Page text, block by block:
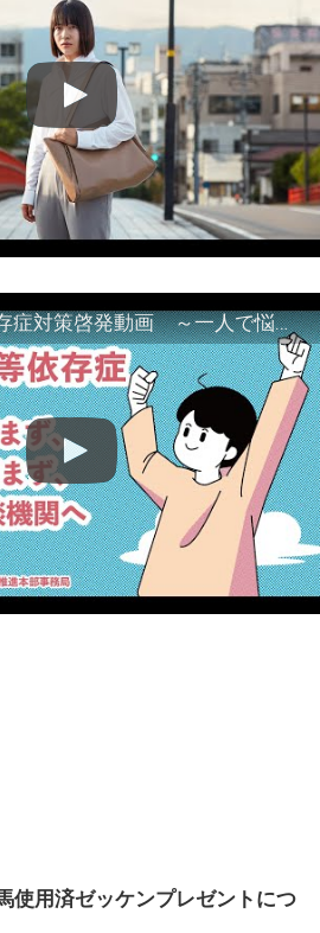
「ギャンブル等依存症対策啓発動画 ～一人で悩まず、家族で悩まず、まず！相談機関へ～」
用済ゼッケンプレゼントにつ